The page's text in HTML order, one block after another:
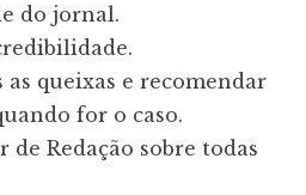
do jornal.
queixas e recomendar
for o caso.
Redação sobre todas